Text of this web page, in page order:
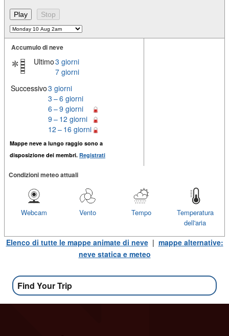
Accumulo di neve
Ultimo3 giorni
7 giorni
Successivo3 giorni
3 – 6 giorni
6 – 9 giorni
9 – 12 giorni
12 – 16 giorni
Mappe neve a lungo raggio sono a
disposizione dei membri. Registrati
Condizioni meteo attuali
Temperatura
dell'aria
Tempo
Vento
Webcam
Elenco di tutte le mappe animate di neve| mappe alternative:
neve statica e meteo
Find Your Trip